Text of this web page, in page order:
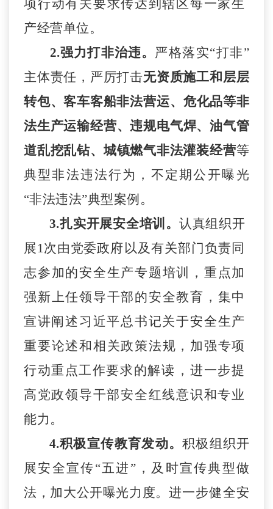
项行动有关要求传达到辖区每一家生
产经营单位。
2.强力打非治违。 严格落实“打非”
主体责任，严厉打击无资质施工和层层
转包、客车客船非法营运、 危化品等非
法生产运输经营、违规电气焊、油气管
道乱挖乱钻、城镇燃气非法灌装经营等
典型非法违法行为，不定期公开曝光
“非法违法”典型案例。
3.扎实开展安全培训。 认真组织开
展1次由党委政府以及有关部门负责同
志参加的安全生产专题培训，重点加
强新上任领导干部的安全教育，集中
宣讲阐述习近平总书记关于安全生产
重要论述和相关政策法规，加强专项
行动重点工作要求的解读 ， 进一步提
高党政领导干部安全红线意识和专业
能力。
4.积极宣传教育发动。积极组织开
展安全宣传“五进”，及时宣传典型做
法，加大公开曝光力度。进一步健全安